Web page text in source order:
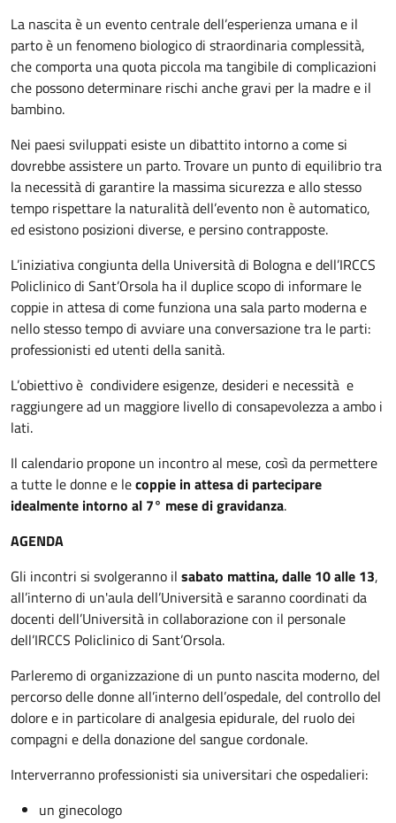
La nascita è un evento centrale dell’esperienza umana e il
parto è un fenomeno biologico di straordinaria complessità,
che comporta una quota piccola ma tangibile di complicazioni
che possono determinare rischi anche gravi per la madre e il
bambino.
Nei paesi sviluppati esiste un dibattito intorno a come si
dovrebbe assistere un parto. Trovare un punto di equilibrio tra
la necessità di garantire la massima sicurezza e allo stesso
tempo rispettare la naturalità dell’evento non è automatico,
ed esistono posizioni diverse, e persino contrapposte.
L’iniziativa congiunta della Università di Bologna e dell’IRCCS
Policlinico di Sant’Orsola ha il duplice scopo di informare le
coppie in attesa di come funziona una sala parto moderna e
nello stesso tempo di avviare una conversazione tra le parti:
professionisti ed utenti della sanità.
L’obiettivo è condividere esigenze, desideri e necessità e
raggiungere ad un maggiore livello di consapevolezza a ambo i
lati.
Il calendario propone un incontro al mese, così da permettere
a tutte le donne e lecoppie in attesa di partecipare
idealmente intorno al 7° mese di gravidanza.
AGENDA
Gli incontri si svolgeranno il sabato mattina, dalle 10 alle 13,
all’interno di un'aula dell’Università e saranno coordinati da
docenti dell’Università in collaborazione con il personale
dell’IRCCS Policlinico di Sant’Orsola.
Parleremo di organizzazione di un punto nascita moderno, del
percorso delle donne all’interno dell’ospedale, del controllo del
dolore e in particolare di analgesia epidurale, del ruolo dei
compagni e della donazione del sangue cordonale.
Interverranno professionisti sia universitari che ospedalieri:
un ginecologo